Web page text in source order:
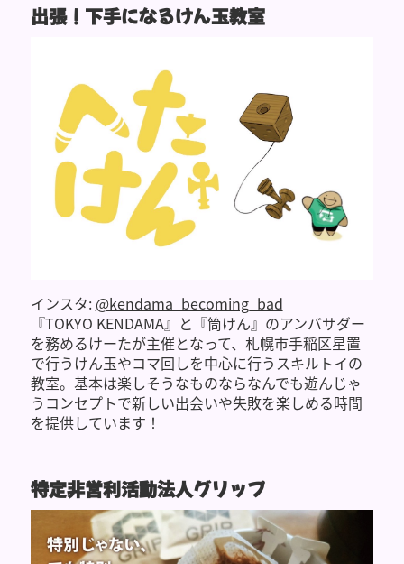
出張！下手になるけん玉教室
インスタ: @kendama_becoming_bad
『TOKYO KENDAMA』と『筒けん』のアンバサダー
を務めるけーたが主催となって、札幌市手稲区星置
で行うけん玉やコマ回しを中心に行うスキルトイの
教室。基本は楽しそうなものならなんでも遊んじゃ
うコンセプトで新しい出会いや失敗を楽しめる時間
を提供しています！
特定非営利活動法人グリップ